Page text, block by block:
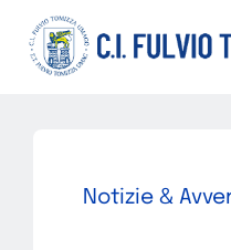
contenuto
Notizie &